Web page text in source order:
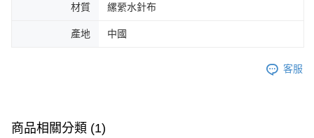
材質 縲縈水針布
產地 中國
客服
商品相關分類 (1)